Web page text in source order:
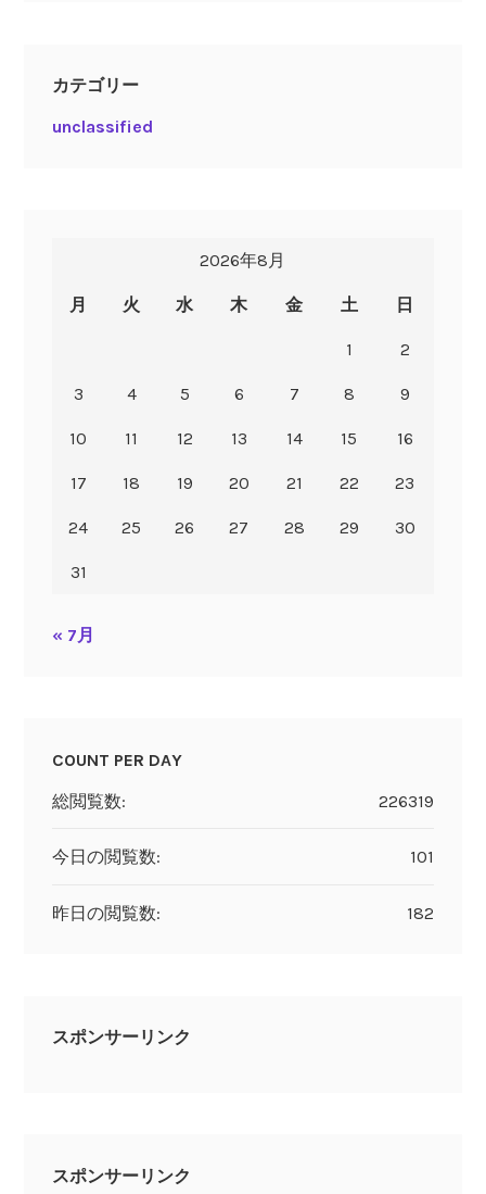
カテゴリー
unclassified
2026年8月
月 火 水 木 金 土 日
1 2
3 4 5 6 7 8 9
10 11 12 13 14 15 16
17 18 19 20 21 22 23
24 25 26 27 28 29 30
31
« 7月
COUNT PER DAY
226319
総閲覧数:
101
今日の閲覧数:
182
昨日の閲覧数:
スポンサーリンク
スポンサーリンク